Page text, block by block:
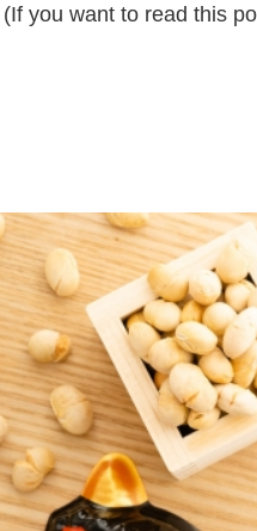
(If you want to read this